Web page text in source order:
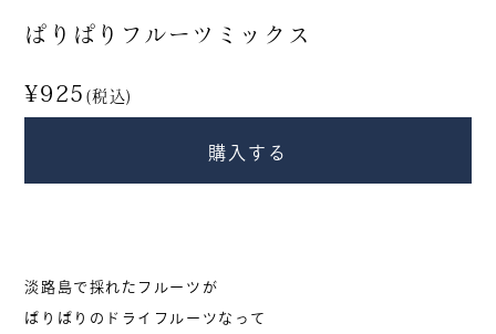
ぱりぱりフルーツミックス
¥925 (税込)
購入する
淡路島で採れたフルーツが
ぱりぱりのドライフルーツなって